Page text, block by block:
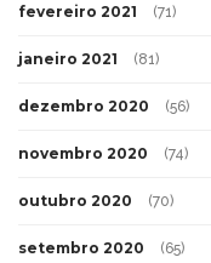
fevereiro 2021 (71)
janeiro 2021 (81)
dezembro 2020 (56)
novembro 2020 (74)
outubro 2020 (70)
setembro 2020 (65)